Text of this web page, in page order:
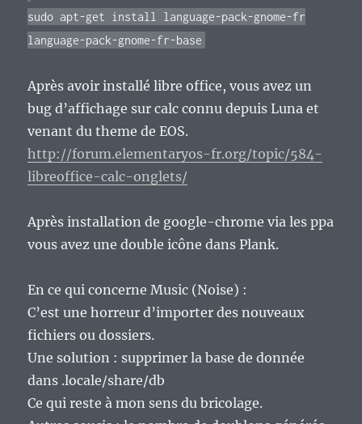
sudo apt-get install language-pack-gnome-fr
language-pack-gnome-fr-base
Après avoir installé libre office, vous avez un
bug d’affichage sur calc connu depuis Luna et
venant du theme de EOS.
http://forum.elementaryos-fr.org/topic/584-
libreoffice-calc-onglets/
Après installation de google-chrome via les ppa
vous avez une double icône dans Plank.
En ce qui concerne Music (Noise) :
C’est une horreur d’importer des nouveaux
fichiers ou dossiers.
Une solution : supprimer la base de donnée
dans .locale/share/db
Ce qui reste à mon sens du bricolage.